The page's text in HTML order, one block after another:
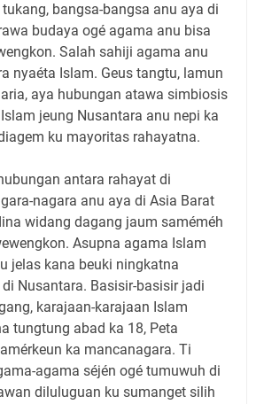
bangsa-bangsa anu aya di
budaya ogé agama anu bisa
Salah sahiji agama anu
nyaéta Islam. Geus tangtu, lamun
aya hubungan atawa simbiosis
jeung Nusantara anu nepi ka
ku mayoritas rahayatna.
antara rahayat di
nagara anu aya di Asia Barat
widang dagang jaum saméméh
Asupna agama Islam
jelas kana beuki ningkatna
Nusantara. Basisir-basisir jadi
karajaan-karajaan Islam
tungtung abad ka 18, Peta
ka mancanagara. Ti
agama séjén ogé tumuwuh di
diluluguan ku sumanget silih